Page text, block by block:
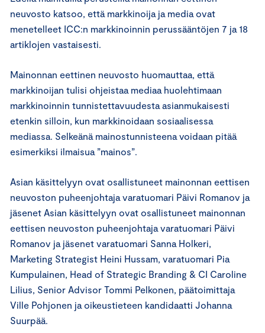
neuvosto katsoo, että markkinoija ja media ovat
menetelleet ICC:n markkinoinnin perussääntöjen 7 ja 18
artiklojen vastaisesti.
Mainonnan eettinen neuvosto huomauttaa, että
markkinoijan tulisi ohjeistaa mediaa huolehtimaan
markkinoinnin tunnistettavuudesta asianmukaisesti
etenkin silloin, kun markkinoidaan sosiaalisessa
mediassa. Selkeänä mainostunnisteena voidaan pitää
esimerkiksi ilmaisua ”mainos”.
Asian käsittelyyn ovat osallistuneet mainonnan eettisen
neuvoston puheenjohtaja varatuomari Päivi Romanov ja
jäsenet Asian käsittelyyn ovat osallistuneet mainonnan
eettisen neuvoston puheenjohtaja varatuomari Päivi
Romanov ja jäsenet varatuomari Sanna Holkeri,
Marketing Strategist Heini Hussam, varatuomari Pia
Kumpulainen, Head of Strategic Branding & CI Caroline
Lilius, Senior Advisor Tommi Pelkonen, päätoimittaja
Ville Pohjonen ja oikeustieteen kandidaatti Johanna
Suurpää.